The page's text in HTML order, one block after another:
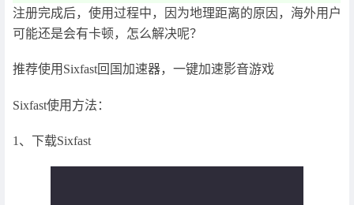
注册完成后，使用过程中，因为地理距离的原因，海外用户
可能还是会有卡顿，怎么解决呢？
推荐使用Sixfast回国加速器，一键加速影音游戏
Sixfast使用方法：
1、下载Sixfast